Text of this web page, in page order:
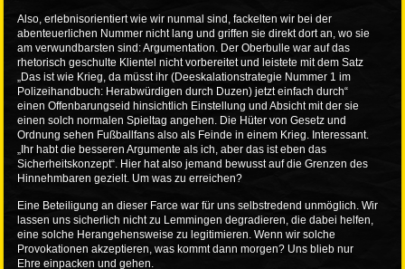
Also, erlebnisorientiert wie wir nunmal sind, fackelten wir bei der
abenteuerlichen Nummer nicht lang und griffen sie direkt dort an, wo sie
am verwundbarsten sind: Argumentation. Der Oberbulle war auf das
rhetorisch geschulte Klientel nicht vorbereitet und leistete mit dem Satz
„Das ist wie Krieg, da müsst ihr (Deeskalationstrategie Nummer 1 im
Polizeihandbuch: Herabwürdigen durch Duzen) jetzt einfach durch“
einen Offenbarungseid hinsichtlich Einstellung und Absicht mit der sie
einen solch normalen Spieltag angehen. Die Hüter von Gesetz und
Ordnung sehen Fußballfans also als Feinde in einem Krieg. Interessant.
„Ihr habt die besseren Argumente als ich, aber das ist eben das
Sicherheitskonzept“. Hier hat also jemand bewusst auf die Grenzen des
Hinnehmbaren gezielt. Um was zu erreichen?
Eine Beteiligung an dieser Farce war für uns selbstredend unmöglich. Wir
lassen uns sicherlich nicht zu Lemmingen degradieren, die dabei helfen,
eine solche Herangehensweise zu legitimieren. Wenn wir solche
Provokationen akzeptieren, was kommt dann morgen? Uns blieb nur
Ehre einpacken und gehen.